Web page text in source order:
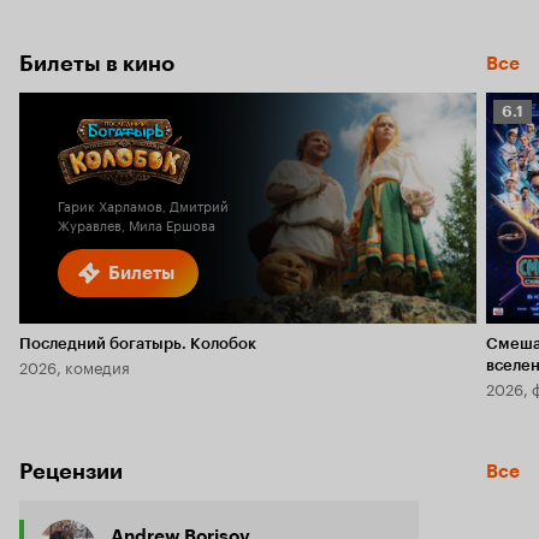
Билеты в кино Все
Билеты
Гарик Харламов, Дмитрий
Журавлев, Мила Ершова
Последний богатырь. Колобок
2026, комедия
6.1
6.1
2026,
Рецензии Все